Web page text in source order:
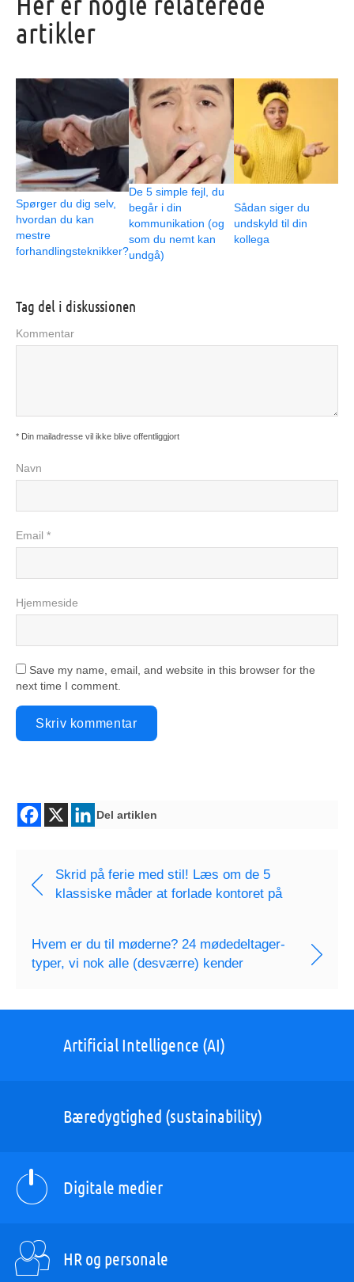
artikler
Spørger du dig selv,
hvordan du kan
mestre
forhandlingsteknikker?
De 5 simple fejl, du
begår i din
kommunikation (og
som du nemt kan
undgå)
Sådan siger du
undskyld til din
kollega
Tag del i diskussionen
Kommentar
* Din mailadresse vil ikke blive offentliggjort
Navn
Email *
Hjemmeside
Save my name, email, and website in this browser for the
next time I comment.
Del artiklen
Skrid på ferie med stil! Læs om de 5
klassiske måder at forlade kontoret på
Hvem er du til møderne? 24 mødedeltager-
typer, vi nok alle (desværre) kender
Artificial Intelligence (AI)
Bæredygtighed (sustainability)
Digitale medier
HR og personale